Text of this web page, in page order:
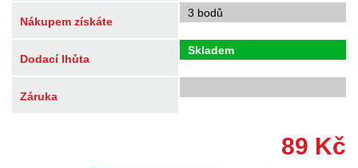
Nákupem získáte
3 bodů
Dodací lhůta
Skladem
Záruka
89 Kč